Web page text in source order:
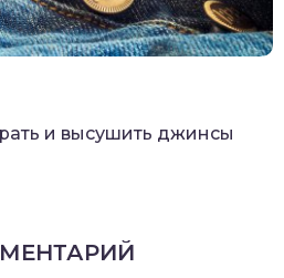
и высушить джинсы